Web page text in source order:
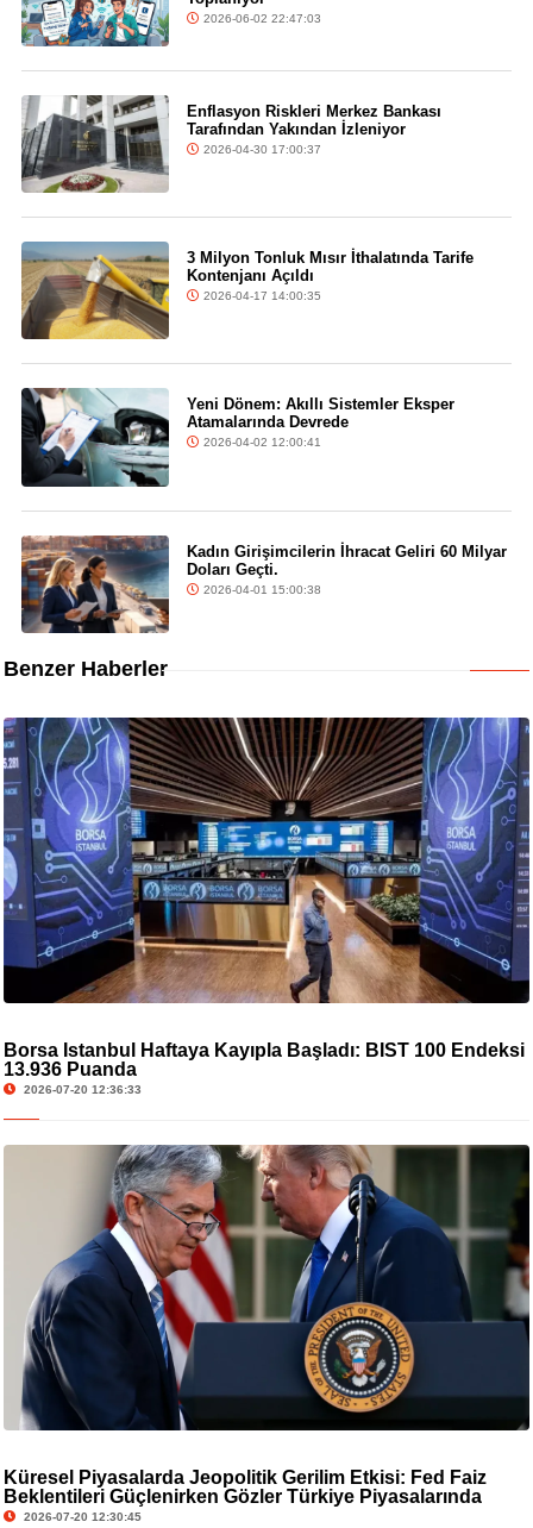
2026-06-02 22:47:03
Enflasyon Riskleri Merkez Bankası
Tarafından Yakından İzleniyor
2026-04-30 17:00:37
3 Milyon Tonluk Mısır İthalatında Tarife
Kontenjanı Açıldı
2026-04-17 14:00:35
Yeni Dönem: Akıllı Sistemler Eksper
Atamalarında Devrede
2026-04-02 12:00:41
Kadın Girişimcilerin İhracat Geliri 60 Milyar
Doları Geçti.
2026-04-01 15:00:38
Benzer Haberler
Borsa İstanbul Haftaya Kayıpla Başladı: BIST 100 Endeksi
13.936 Puanda
2026-07-20 12:36:33
Küresel Piyasalarda Jeopolitik Gerilim Etkisi: Fed Faiz
Beklentileri Güçlenirken Gözler Türkiye Piyasalarında
2026-07-20 12:30:45